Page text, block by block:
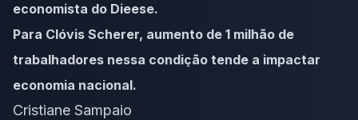
economista do Dieese.
Para Clóvis Scherer, aumento de 1 milhão de
trabalhadores nessa condição tende a impactar
economia nacional.
Cristiane Sampaio